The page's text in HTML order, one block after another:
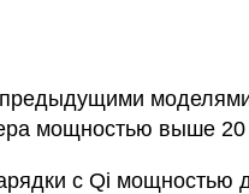
мощностью выше
с Qi мощностью